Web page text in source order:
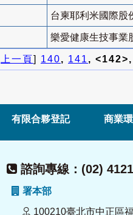
台柬耶利米國際股
樂愛健康生技事業
上一頁] 140, 141, <142>,
有限合夥登記 商業
諮詢專線：(02)
署本部
100210臺北市中正區